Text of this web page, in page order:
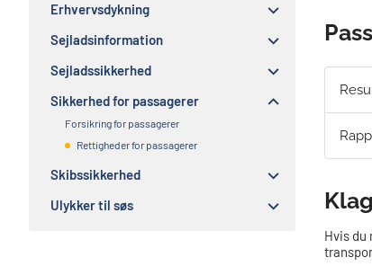
Erhvervsdykning
Sejladsinformation
Sejladssikkerhed
Sikkerhed for passagerer
Forsikring for passagerer
Rettigheder for passagerer
Skibssikkerhed
Ulykker til søs
Hvis du